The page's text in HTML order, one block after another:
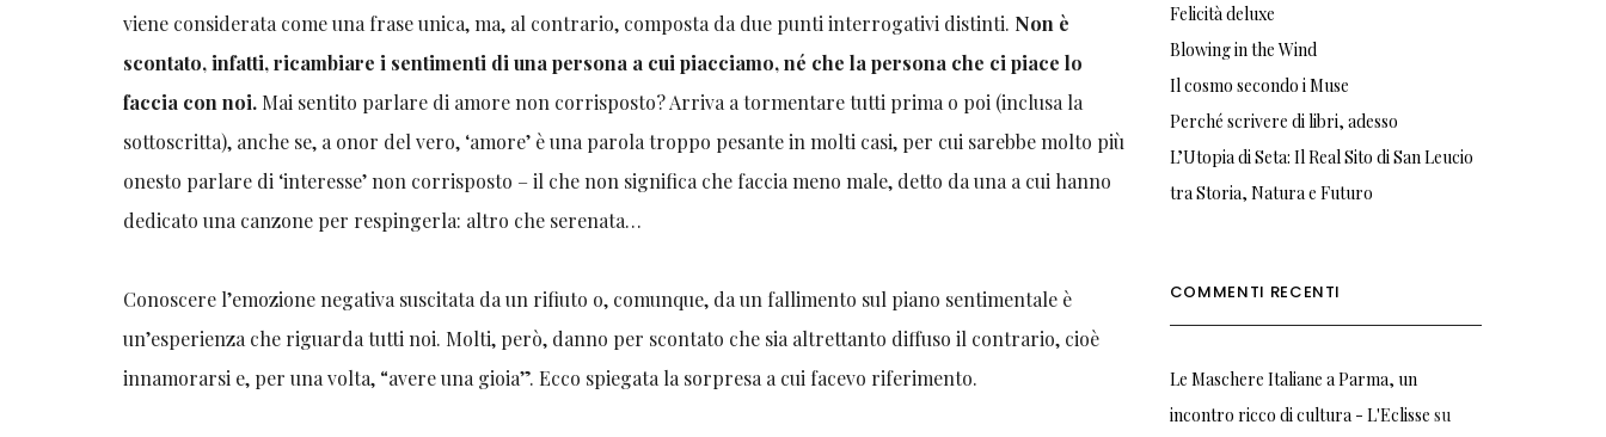
viene considerata come una frase unica, ma, al contrario, composta da due punti interrogativi distinti. Non è
scontato, infatti, ricambiare i sentimenti di una persona a cui piacciamo, né che la persona che ci piace lo
faccia con noi. Mai sentito parlare di amore non corrisposto? Arriva a tormentare tutti prima o poi (inclusa la
sottoscritta), anche se, a onor del vero, ‘amore’ è una parola troppo pesante in molti casi, per cui sarebbe molto più
onesto parlare di ‘interesse’ non corrisposto – il che non significa che faccia meno male, detto da una a cui hanno
dedicato una canzone per respingerla: altro che serenata…
Conoscere l’emozione negativa suscitata da un rifiuto o, comunque, da un fallimento sul piano sentimentale è
un’esperienza che riguarda tutti noi. Molti, però, danno per scontato che sia altrettanto diffuso il contrario, cioè
innamorarsi e, per una volta, “avere una gioia”. Ecco spiegata la sorpresa a cui facevo riferimento.
Felicità deluxe
Blowing in the Wind
Il cosmo secondo i Muse
Perché scrivere di libri, adesso
L’Utopia di Seta: Il Real Sito di San Leucio
tra Storia, Natura e Futuro
COMMENTI RECENTI
Le Maschere Italiane a Parma, un
incontro ricco di cultura - L'Eclisse su